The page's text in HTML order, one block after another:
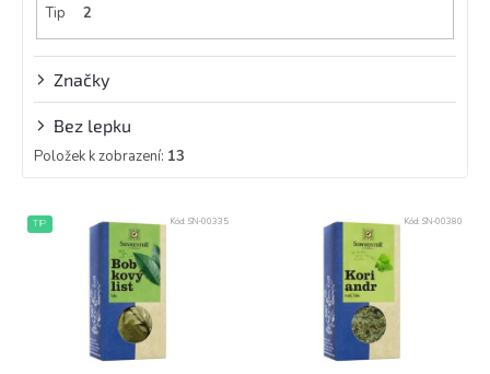
Tip 2
Značky
Bez lepku
Položek k zobrazení: 13
V
ýTIP Kód: SN-00335 Kód: SN-00380